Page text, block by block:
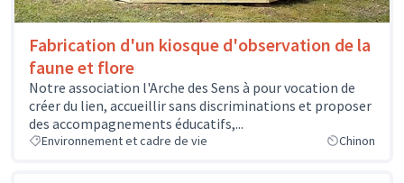
Fabrication d'un kiosque d'observation de la
faune et flore
Notre association l'Arche des Sens à pour vocation de
créer du lien, accueillir sans discriminations et proposer
des accompagnements éducatifs,...
Environnement et cadre de vie Chinon